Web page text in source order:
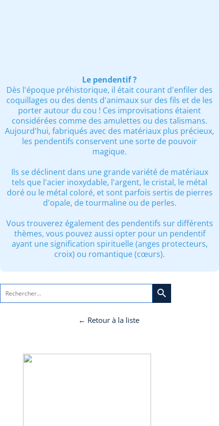
Le pendentif ?
Dès l'époque préhistorique, il était courant d'enfiler des
coquillages ou des dents d'animaux sur des fils et de les
porter autour du cou ! Ces improvisations étaient
considérées comme des amulettes ou des talismans.
Aujourd'hui, fabriqués avec des matériaux plus précieux,
les pendentifs conservent une sorte de pouvoir
magique.
Ils se déclinent dans une grande variété de matériaux
tels que l'acier inoxydable, l'argent, le cristal, le métal
doré ou le métal coloré, et sont parfois sertis de pierres
d'opale, de tourmaline ou de perles.
Vous trouverez également des pendentifs sur différents
thèmes, vous pouvez aussi opter pour un pendentif
ayant une signification spirituelle (anges protecteurs,
croix) ou romantique (cœurs).
search
← Retour à la liste